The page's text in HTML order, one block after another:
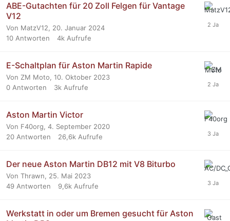
ABE-Gutachten für 20 Zoll Felgen für Vantage
V12
Von MatzV12, 20. Januar 2024
10 Antworten 4k Aufrufe
E-Schaltplan für Aston Martin Rapide
Von ZM Moto, 10. Oktober 2023
0 Antworten 3k Aufrufe
Aston Martin Victor
Von F40org, 4. September 2020
20 Antworten 26,6k Aufrufe
Der neue Aston Martin DB12 mit V8 Biturbo
Von Thrawn, 25. Mai 2023
49 Antworten 9,6k Aufrufe
Werkstatt in oder um Bremen gesucht für Aston